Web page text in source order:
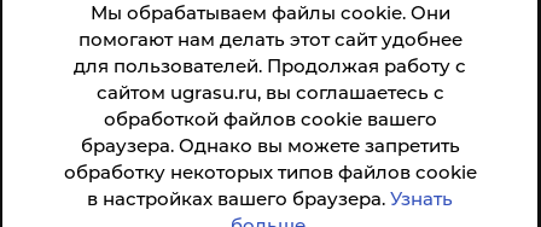
Мы обрабатываем файлы cookie. Они
помогают нам делать этот сайт удобнее
для пользователей. Продолжая работу с
сайтом ugrasu.ru, вы соглашаетесь с
обработкой файлов cookie вашего
браузера. Однако вы можете запретить
обработку некоторых типов файлов cookie
в настройках вашего браузера.Узнать
организации:
Анкета доступна по QR-коду, а так же по прямой
ссылке